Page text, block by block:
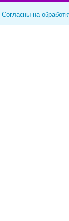
Согласны на